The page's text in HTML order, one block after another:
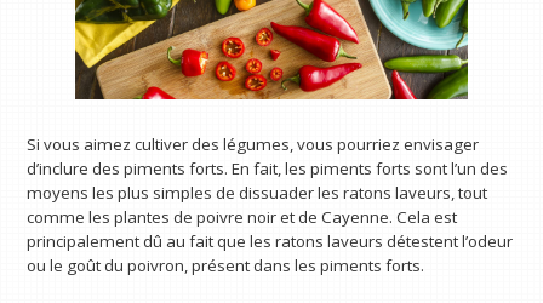
Si vous aimez cultiver des légumes, vous pourriez envisager
d’inclure des piments forts. En fait, les piments forts sont l’un des
moyens les plus simples de dissuader les ratons laveurs, tout
comme les plantes de poivre noir et de Cayenne. Cela est
principalement dû au fait que les ratons laveurs détestent l’odeur
ou le goût du poivron, présent dans les piments forts.